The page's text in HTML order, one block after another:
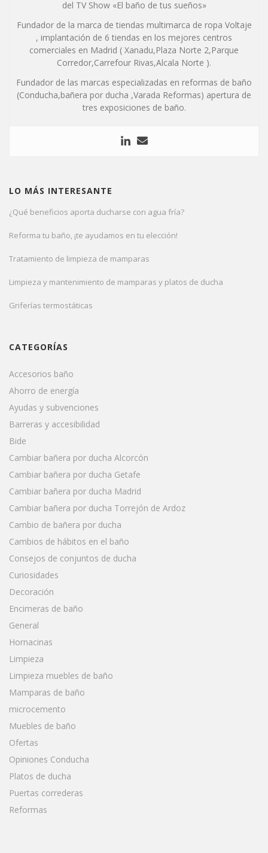
del TV Show «El baño de tus sueños»
Fundador de la marca de tiendas multimarca de ropa Voltaje
, implantación de 6 tiendas en los mejores centros
comerciales en Madrid ( Xanadu,Plaza Norte 2,Parque
Corredor,Carrefour Rivas,Alcala Norte ).
Fundador de las marcas especializadas en reformas de baño
(Conducha,bañera por ducha ,Varada Reformas) apertura de
tres exposiciones de baño.
LO MÁS INTERESANTE
¿Qué beneficios aporta ducharse con agua fría?
Reforma tu baño, ¡te ayudamos en tu elección!
Tratamiento de limpieza de mamparas
Limpieza y mantenimiento de mamparas y platos de ducha
Griferías termostáticas
CATEGORÍAS
Accesorios baño
Ahorro de energía
Ayudas y subvenciones
Barreras y accesibilidad
Bide
Cambiar bañera por ducha Alcorcón
Cambiar bañera por ducha Getafe
Cambiar bañera por ducha Madrid
Cambiar bañera por ducha Torrejón de Ardoz
Cambio de bañera por ducha
Cambios de hábitos en el baño
Consejos de conjuntos de ducha
Curiosidades
Decoración
Encimeras de baño
General
Hornacinas
Limpieza
Limpieza muebles de baño
Mamparas de baño
microcemento
Muebles de baño
Ofertas
Opiniones Conducha
Platos de ducha
Puertas correderas
Reformas